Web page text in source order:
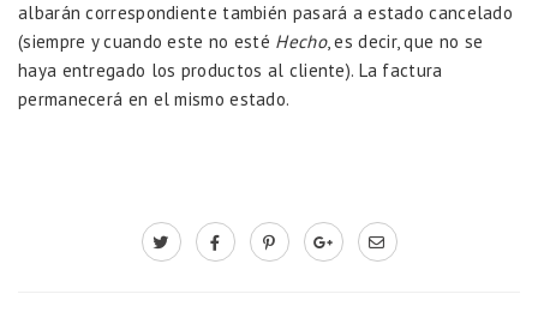
albarán correspondiente también pasará a estado cancelado
(siempre y cuando este no esté Hecho, es decir, que no se
haya entregado los productos al cliente). La factura
permanecerá en el mismo estado.